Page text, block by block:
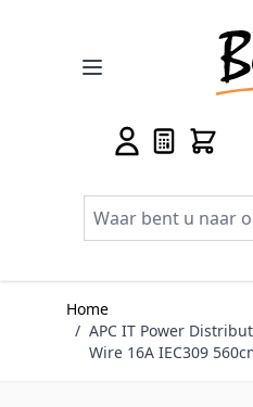
Home
/ APC IT Power
Wire 16A IEC309